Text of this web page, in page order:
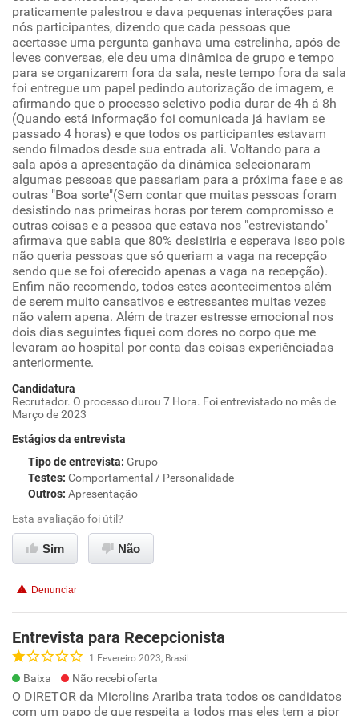
praticamente palestrou e dava pequenas interações para
nós participantes, dizendo que cada pessoas que
acertasse uma pergunta ganhava uma estrelinha, após de
leves conversas, ele deu uma dinâmica de grupo e tempo
para se organizarem fora da sala, neste tempo fora da sala
foi entregue um papel pedindo autorização de imagem, e
afirmando que o processo seletivo podia durar de 4h á 8h
(Quando está informação foi comunicada já haviam se
passado 4 horas) e que todos os participantes estavam
sendo filmados desde sua entrada ali. Voltando para a
sala após a apresentação da dinâmica selecionaram
algumas pessoas que passariam para a próxima fase e as
outras "Boa sorte"(Sem contar que muitas pessoas foram
desistindo nas primeiras horas por terem compromisso e
outras coisas e a pessoa que estava nos "estrevistando"
afirmava que sabia que 80% desistiria e esperava isso pois
não queria pessoas que só queriam a vaga na recepção
sendo que se foi oferecido apenas a vaga na recepção).
Enfim não recomendo, todos estes acontecimentos além
de serem muito cansativos e estressantes muitas vezes
não valem apena. Além de trazer estresse emocional nos
dois dias seguintes fiquei com dores no corpo que me
levaram ao hospital por conta das coisas experiênciadas
anteriormente.
Candidatura
Recrutador. O processo durou 7 Hora. Foi entrevistado no mês de
Março de 2023
Estágios da entrevista
Tipo de entrevista: Grupo
Testes: Comportamental / Personalidade
Outros: Apresentação
Esta avaliação foi útil?
Sim Não
Denunciar
Entrevista para Recepcionista
1 Fevereiro 2023, Brasil
Baixa Não recebi oferta
O DIRETOR da Microlins Arariba trata todos os candidatos
com um papo de que respeita a todos mas eles tem a pior